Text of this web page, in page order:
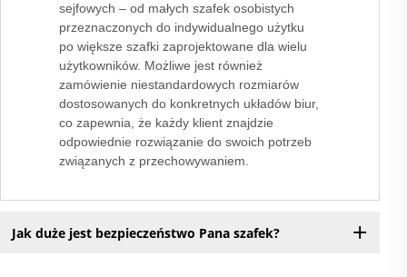
sejfowych – od małych szafek osobistych
przeznaczonych do indywidualnego użytku
po większe szafki zaprojektowane dla wielu
użytkowników. Możliwe jest również
zamówienie niestandardowych rozmiarów
dostosowanych do konkretnych układów biur,
co zapewnia, że każdy klient znajdzie
odpowiednie rozwiązanie do swoich potrzeb
związanych z przechowywaniem.
Jak duże jest bezpieczeństwo Pana szafek?